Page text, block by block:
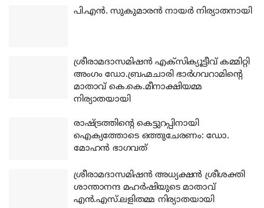
പി.എന്‍. സുകുമാരന്‍ നായര്‍ നിര്യാതനായി
ശ്രീരാമദാസമിഷന്‍ എക്‌സിക്യൂട്ടീവ് കമ്മിറ്റി
അംഗം ഡോ.ബ്രഹ്മചാരി ഭാര്‍ഗവറാമിന്റെ
മാതാവ് കെ.കെ.മീനാക്ഷിയമ്മ
നിര്യാതയായി
രാഷ്ട്രത്തിന്റെ കെട്ടുറപ്പിനായി
ഐക്യത്തോടെ ഒത്തുചേരണം: ഡോ.
മോഹന്‍ ഭാഗവത്
ശ്രീരാമദാസമിഷന്‍ അധ്യക്ഷന്‍ ശ്രീശക്തി
ശാന്താനന്ദ മഹര്‍ഷിയുടെ മാതാവ്
എന്‍.എസ്.ലളിതമ്മ നിര്യാതയായി